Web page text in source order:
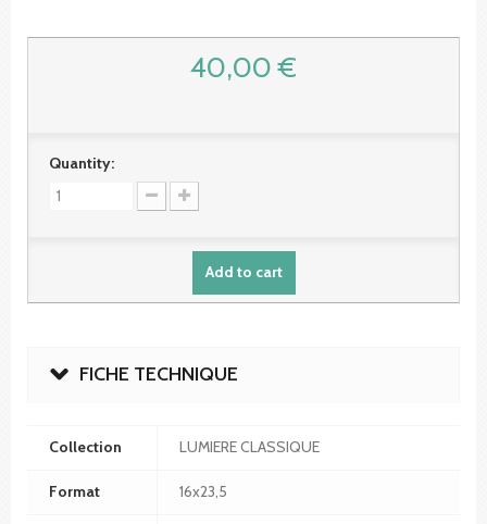
40,00 €
Quantity:
Add to cart
FICHE TECHNIQUE
Collection LUMIERE CLASSIQUE
Format 16x23,5